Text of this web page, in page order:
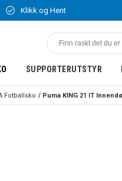
Klikk og Hent
SUPPORTERUTSTYR
Fotballsko